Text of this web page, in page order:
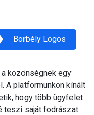
Borbély Logos
közönségnek egy
A platformunkon kínált
hogy több ügyfelet
teszi saját fodrászat